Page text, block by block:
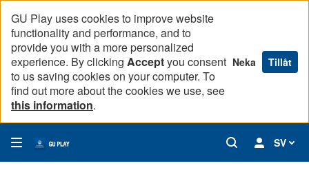
GU Play uses cookies to improve website
functionality and performance, and to
provide you with a more personalized
experience. By clicking Acceptyou consent
to us saving cookies on your computer. To
find out more about the cookies we use, see
this information.
Neka Tillåt
SV